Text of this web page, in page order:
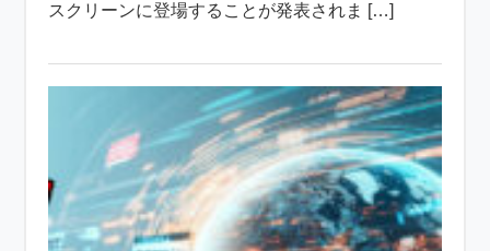
スクリーンに登場することが発表されま […]